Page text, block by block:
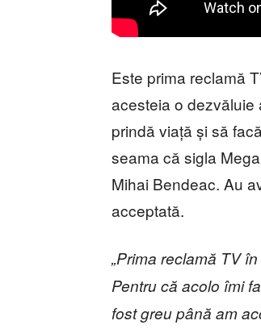
Este prima reclamă
acesteia o dezvăluie
prindă viață și să
seama că sigla
Mihai Bendeac. Au
acceptată.
„Prima reclamă TV
Pentru că acolo îmi
fost greu până am